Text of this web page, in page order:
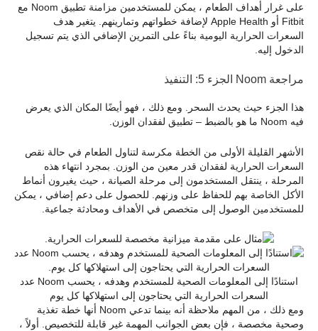
على غرار أهداف الطعام ، يمكن للمستخدمين مزامنة تطبيق Noom مع
Fitbit أو Apple Health لإضافة خطواتهم وتمارينهم. يتغير هدف
السعرات الحرارية اليومية بناءً على التمرين الإضافي الذي يتم تسجيل
الدخول إليه.
مراجعة Noom الجزء 5: التنفيذ
هذا الجزء حيث يحدث السحر. ومع ذلك ، فهو أيضًا المكان الذي يعرض
فيه Noom ما هو بالضبط – تطبيق لفقدان الوزن.
الأشهر القليلة الأولى من الخطة مكرسة لتناول الطعام في حالة نقص
السعرات الحرارية لفقدان قدر معين من الوزن. بمجرد انتهاء هذه
المرحلة ، ينتقل المستخدمون إلى مرحلة الصيانة ، حيث يغيرون أنماط
الأكل الخاصة بهم للحفاظ على وزنهم. للحصول على دعم إضافي ، يمكن
للمستخدمين الوصول إلى متخصص في الأهداف ومحادثة جماعية.
استنادًا إلى المعلومات الصحية للمستخدم وهدفه ، يحسب Noom عدد
السعرات الحرارية التي يحتاجون إلى استهلاكها كل يوم
ومع ذلك ، من المهم ملاحظة أنه بينما تدعي Noom أنها خطة تغذية
وصحية مخصصة ، فإن بعض الجوانب المهمة غير قابلة للتخصيص. أولاً ،